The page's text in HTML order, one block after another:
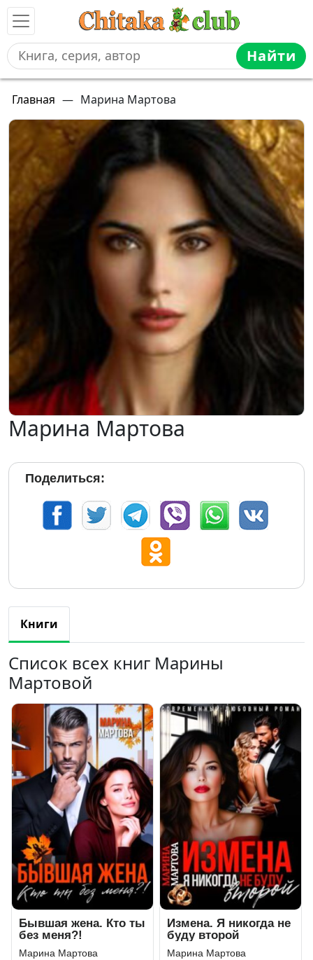
Найти
Главная — Марина Мартова
Марина Мартова
Поделиться:
Книги
Список всех книг Марины
Мартовой
Бывшая жена. Кто ты
без меня?!
Марина Мартова
Измена. Я никогда не
буду второй
Марина Мартова